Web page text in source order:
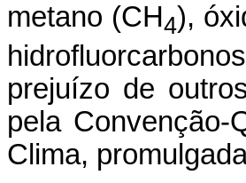
metano (CH4),
prejuízo de
pela
Clima,